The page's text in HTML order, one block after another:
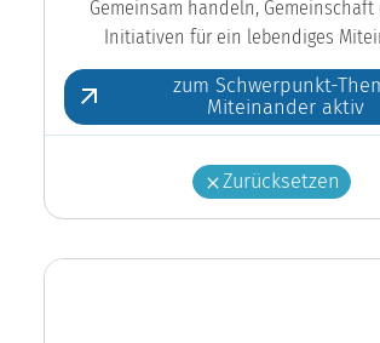
Gemeinsam handeln, Gemeinschaft
Initiativen für ein lebendiges
zum Schwerpunkt-
Miteinander aktiv
Zurücksetzen